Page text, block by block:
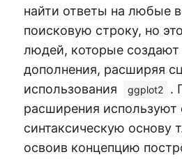
найти ответы на любые
поисковую строку, но
людей, которые
дополнения, расширяя
использования
ggplot2
.
расширения используют
синтаксическую основу
освоив концепцию